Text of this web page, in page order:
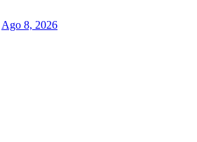
Ago 8, 2026